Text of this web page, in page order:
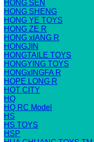
HONG SEN
HONG SHENG
HONG YE TOYS
HONG ZE R
HONG xIANG R
HONGJIN
HONGTAILE TOYS
HONGYING TOYS
HONGxINGFA R
HOPE LONG R
HOT CITY
HQ
HQ RC Model
HS
HS TOYS
HSP